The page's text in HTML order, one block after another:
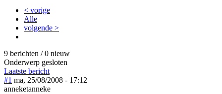
< vorige
Alle
volgende >
9 berichten / 0 nieuw
Onderwerp gesloten
Laatste bericht
#1 ma, 25/08/2008 - 17:12
anneketanneke